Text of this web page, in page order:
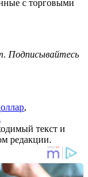
с торговыми
Подписывайтесь
,
текст и
редакции.